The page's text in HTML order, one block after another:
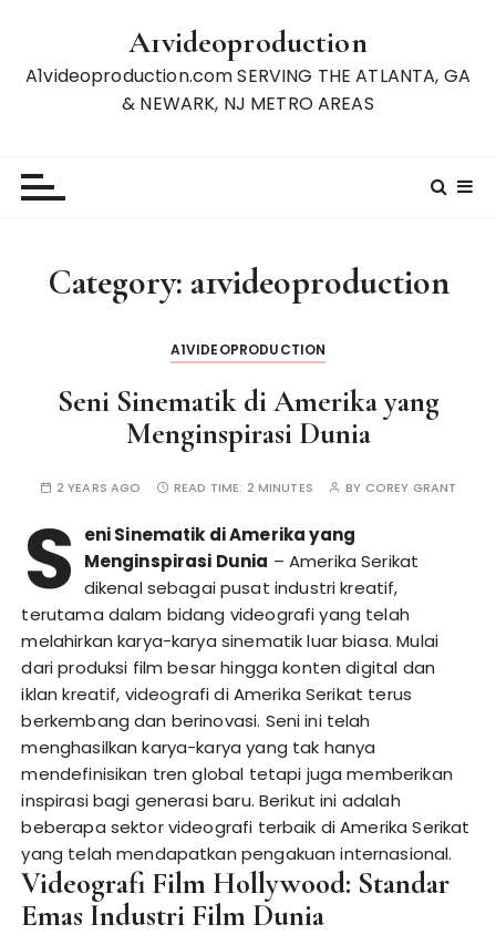
A1videoproduction
A1videoproduction.com SERVING THE ATLANTA, GA
& NEWARK, NJ METRO AREAS
Category: a1videoproduction
A1VIDEOPRODUCTION
Seni Sinematik di Amerika yang
Menginspirasi Dunia
2 YEARS AGO READ TIME: 2 MINUTES BY COREY GRANT
S
eni Sinematik di Amerika yang
Menginspirasi Dunia – Amerika Serikat
dikenal sebagai pusat industri kreatif,
terutama dalam bidang videografi yang telah
melahirkan karya-karya sinematik luar biasa. Mulai
dari produksi film besar hingga konten digital dan
iklan kreatif, videografi di Amerika Serikat terus
berkembang dan berinovasi. Seni ini telah
menghasilkan karya-karya yang tak hanya
mendefinisikan tren global tetapi juga memberikan
inspirasi bagi generasi baru. Berikut ini adalah
beberapa sektor videografi terbaik di Amerika Serikat
yang telah mendapatkan pengakuan internasional.
Videografi Film Hollywood: Standar
Emas Industri Film Dunia